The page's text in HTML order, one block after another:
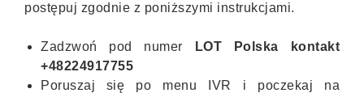
postępuj zgodnie z poniższymi instrukcjami.
Zadzwoń pod numer
LOT Polska kontakt
+48224917755
Poruszaj się po menu IVR i poczekaj na